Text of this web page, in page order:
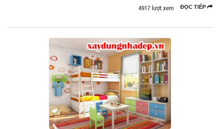
ĐỌC TIẾP
4917 lượt xem